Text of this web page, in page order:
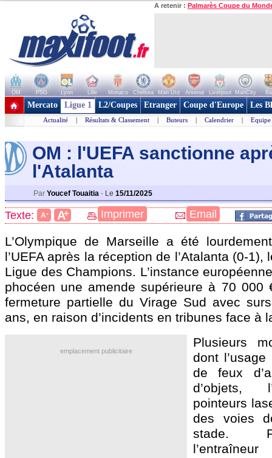
A retenir : Palmarès Coupe du
OM PSG Lyon Lille Monaco Chelsea Man Utd Arsenal Liverpool ManCity
+ de clubs
Mercato Ligue 1 L2/Coupes Etranger Coupe d'Europe Les
Actualité | Résultats & Classement | Buteurs | Calendrier | Equipe
OM : l'UEFA sanctionne
l'Atalanta
Par Youcef Touaitia - Le 15/11/2025
Texte: A- A+ Imprimer Email
L’Olympique de Marseille a été
l’UEFA après la réception de l’Atalanta (0-1),
Ligue des Champions. L’instance
phocéen une amende supérieure à 70 000
fermeture partielle du Virage Sud avec
ans, en raison d’incidents en tribunes face à
emplacement publicitaire
Plusieurs
dont
de feux
d’objets,
pointeurs
des voies
stade.